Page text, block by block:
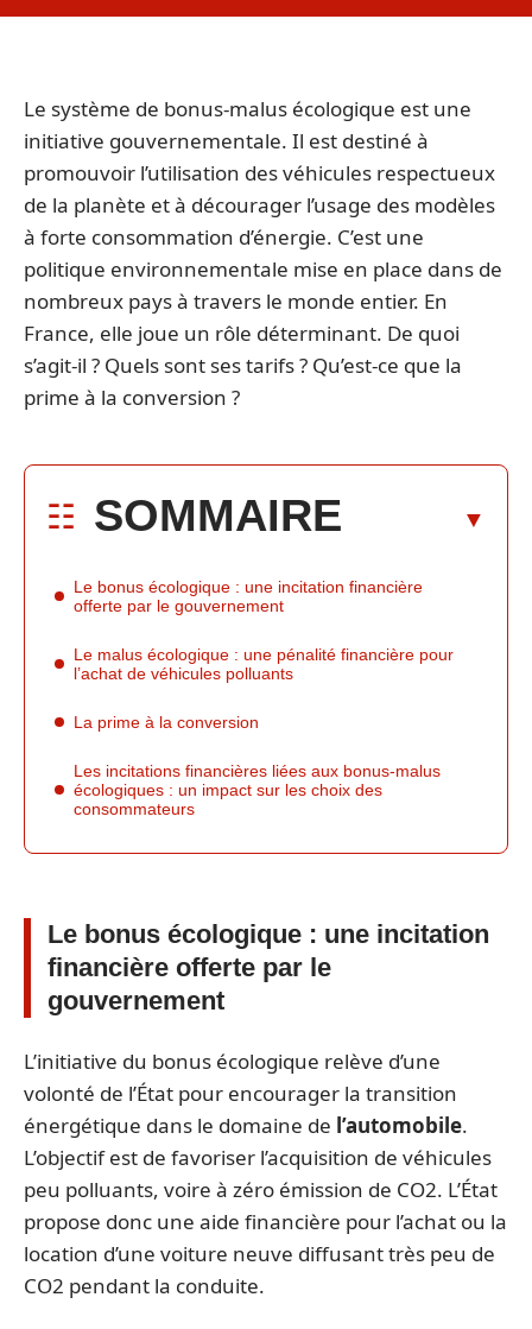
Le système de bonus-malus écologique est une
initiative gouvernementale. Il est destiné à
promouvoir l’utilisation des véhicules respectueux
de la planète et à décourager l’usage des modèles
à forte consommation d’énergie. C’est une
politique environnementale mise en place dans de
nombreux pays à travers le monde entier. En
France, elle joue un rôle déterminant. De quoi
s’agit-il ? Quels sont ses tarifs ? Qu’est-ce que la
prime à la conversion ?
SOMMAIRE
Le bonus écologique : une incitation financière
offerte par le gouvernement
Le malus écologique : une pénalité financière pour
l’achat de véhicules polluants
La prime à la conversion
Les incitations financières liées aux bonus-malus
écologiques : un impact sur les choix des
consommateurs
Le bonus écologique : une incitation
financière offerte par le
gouvernement
L’initiative du bonus écologique relève d’une
volonté de l’État pour encourager la transition
énergétique dans le domaine de l’automobile.
L’objectif est de favoriser l’acquisition de véhicules
peu polluants, voire à zéro émission de CO2. L’État
propose donc une aide financière pour l’achat ou la
location d’une voiture neuve diffusant très peu de
CO2 pendant la conduite.